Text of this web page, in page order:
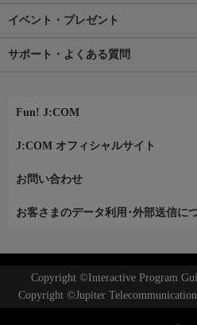
イベント・プレゼント
サポート・よくある質問
Fun! J:COM
J:COM オフィシャルサイト
お問い合わせ
お客さまのデータ利用･外部送信に
Copyright ©Interactive Program
Copyright ©Jupiter